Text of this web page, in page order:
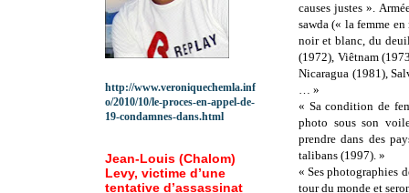
causes justes ».
sawda (« la femme
noir et blanc, du
(1972), Viêtnam
Nicaragua (1981),
… »
« Sa condition de
photo sous son
prendre dans des
talibans (1997). »
« Ses photographies
tour du monde et
http://www.veroniquechemla.inf
o/2010/10/le-proces-en-appel-de-
19-condamnes-dans.html
Jean-Louis (Chalom)
Levy, victime d’une
tentative d’assassinat